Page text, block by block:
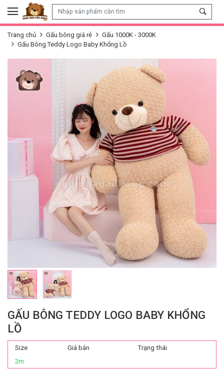
Skip to content
Trang chủ Gấu bông giá rẻ
Gấu 1000K - 3000K
Gấu Bông Teddy Logo Baby Khổng Lồ
GẤU BÔNG TEDDY LOGO BABY KHỔNG
LỒ
Size Giá bán
Trạng thái
2m